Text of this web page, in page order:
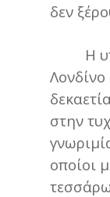
δεν
H
στην
οποίοι